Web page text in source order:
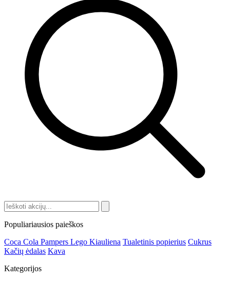
Populiariausios paieškos
Coca Cola Pampers Lego Kiauliena Tualetinis popierius Cukrus
Kačių ėdalas Kava
Kategorijos